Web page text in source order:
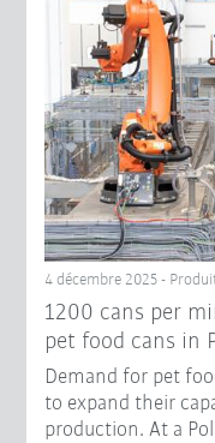
4 décembre 2025 -
1200 cans per
pet food cans in
Demand for pet
to expand their
production. At a